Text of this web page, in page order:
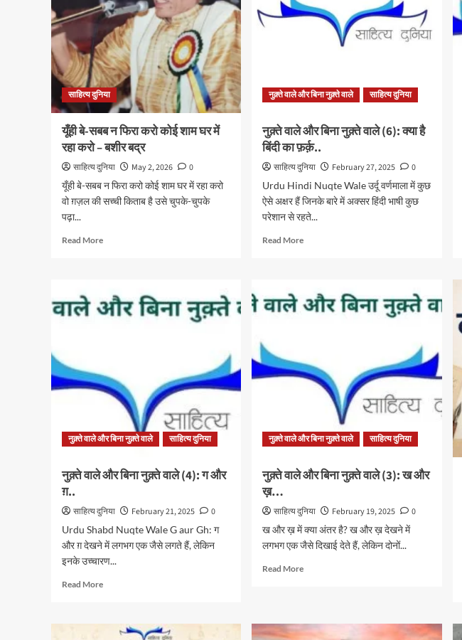
साहित्य दुनिया
यूँही बे-सबब न फिरा करो कोई शाम घर में
रहा करो – बशीर बद्र
साहित्य दुनिया May 2, 2026
0
यूँही बे-सबब न फिरा करो कोई शाम घर में रहा करो
वो ग़ज़ल की सच्ची किताब है उसे चुपके-चुपके
पढ़ा...
Read MoreRead
सबब
न
शाम
घर
–
बद्र
नुक़्ते वाले और बिना नुक़्ते वाले साहित्य दुनिया
नुक़्ते वाले और बिना नुक़्ते वाले (6): क्या है
बिंदी का फ़र्क़..
साहित्य दुनिया February 27, 2025
0
Urdu Hindi Nuqte Wale उर्दू वर्णमाला में कुछ
ऐसे अक्षर हैं जिनके बारे में अक्सर हिंदी भाषी कुछ
परेशान से रहते...
Read MoreRead
और
(6):
क्या
नुक़्ते वाले और बिना नुक़्ते वाले साहित्य दुनिया
नुक़्ते वाले और बिना नुक़्ते वाले (4): ग और
ग़..
साहित्य दुनिया February 21, 2025
0
Urdu Shabd Nuqte Wale G aur Gh: ग
और ग़ देखने में लगभग एक जैसे लगते हैं, लेकिन
इनके उच्चारण...
Read MoreRead
नुक़्ते
नुक़्ते वाले और बिना नुक़्ते वाले साहित्य दुनिया
नुक़्ते वाले और बिना नुक़्ते वाले (3): ख और
ख़…
साहित्य दुनिया February 19, 2025
0
ख और ख़ में क्या अंतर है? ख और ख़ देखने में
लगभग एक जैसे दिखाई देते हैं, लेकिन दोनों...
Read MoreRead
और